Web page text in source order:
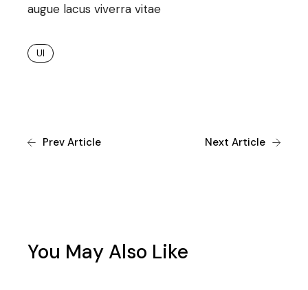
augue lacus viverra vitae
UI
Prev Article Next Article
You May Also Like